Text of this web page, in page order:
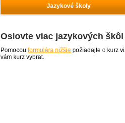
Jazykové školy
Oslovte viac jazykových škôl
Pomocou formulára nižšie požiadajte o kurz
vám kurz vybrat.